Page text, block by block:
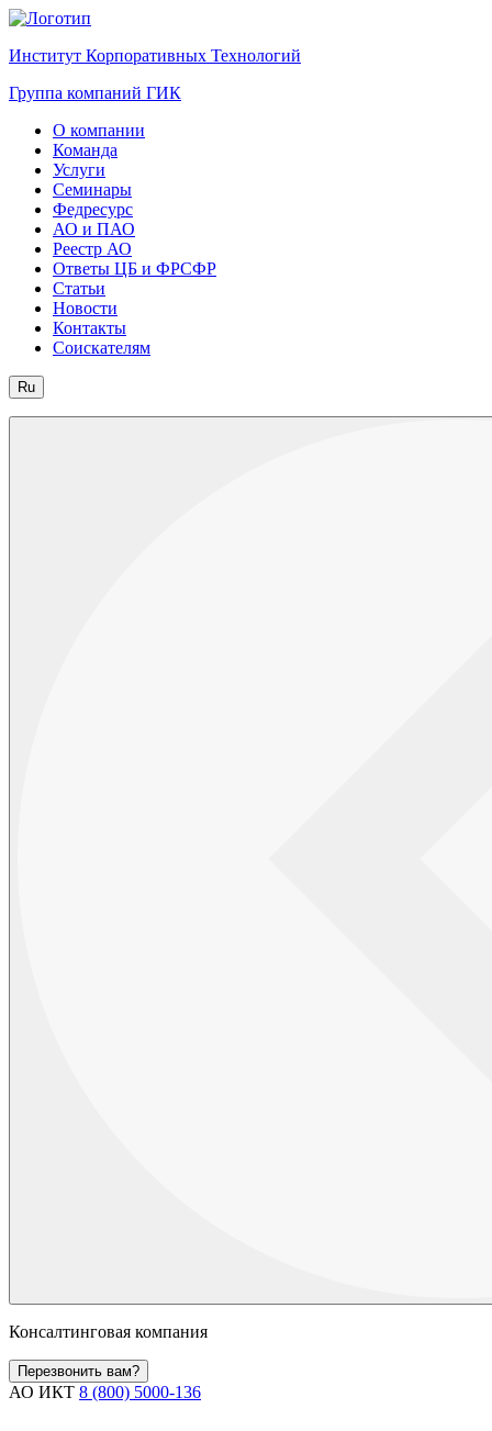
Институт Корпоративных Технологий
Группа компаний ГИК
О компании
Команда
Услуги
Семинары
Федресурс
АО и ПАО
Реестр АО
Ответы ЦБ и ФРСФР
Статьи
Новости
Контакты
Соискателям
Ru
Консалтинговая компания
Перезвонить вам?
АО ИКТ 8 (800) 5000-136